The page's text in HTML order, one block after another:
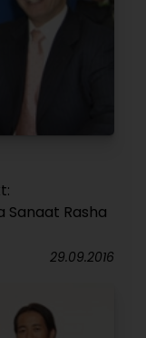
Rasha
29.09.2016